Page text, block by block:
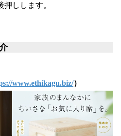
しします。
www.ethikagu.biz/）